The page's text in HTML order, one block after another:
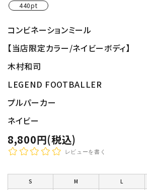
440pt
コンビネーションミール
【当店限定カラー/ネイビーボディ】
木村和司
LEGEND FOOTBALLER
プルパーカー
ネイビー
8,800円(税込)
レビューを書く
S M L